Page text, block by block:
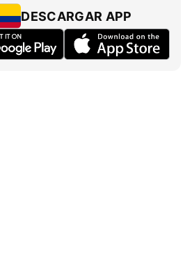
DESCARGAR APP